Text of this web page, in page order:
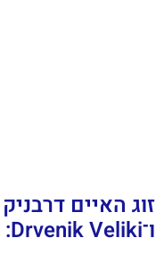
ו־Drvenik Veliki: גן עדן חבוי ליד ספליט